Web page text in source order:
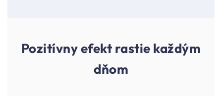
Pozitívny efekt rastie každým
dňom